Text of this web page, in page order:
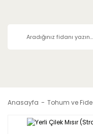
Anasayfa Tohum ve Fide